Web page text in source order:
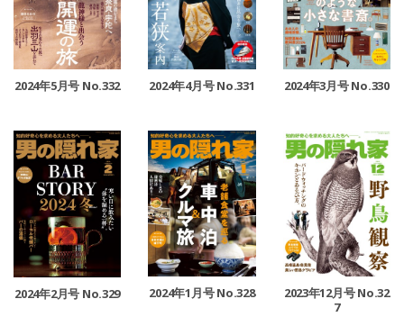
2024年5月号 No.332 2024年4月号 No.331 2024年3月号 No.330
2024年2月号 No.329 2024年1月号 No.328
2023年12月号 No.32
7